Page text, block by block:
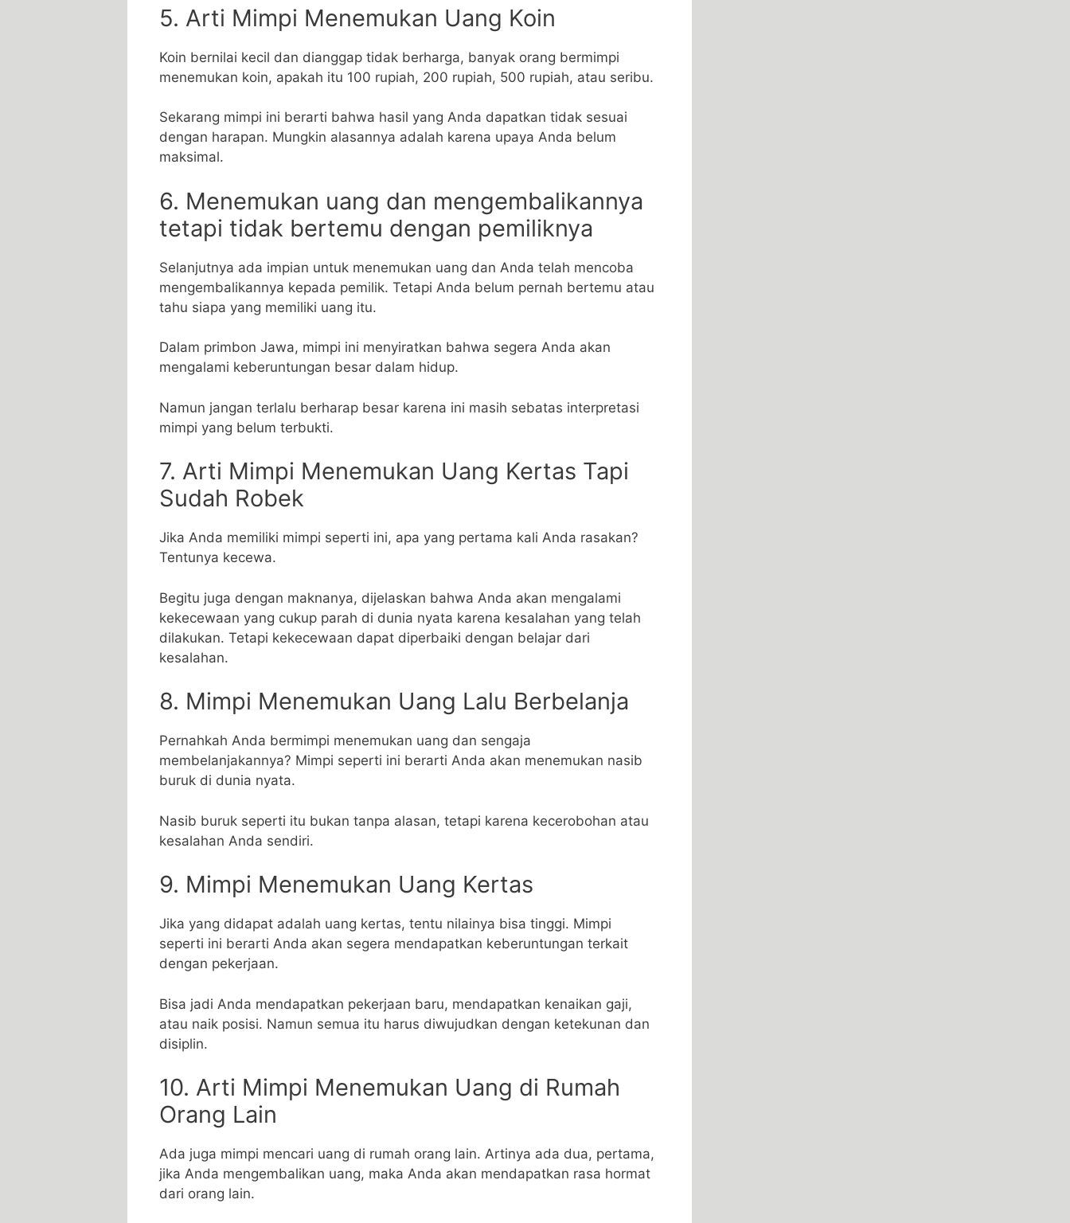
5. Arti Mimpi Menemukan Uang Koin
Koin bernilai kecil dan dianggap tidak berharga, banyak orang bermimpi
menemukan koin, apakah itu 100 rupiah, 200 rupiah, 500 rupiah, atau seribu.
Sekarang mimpi ini berarti bahwa hasil yang Anda dapatkan tidak sesuai
dengan harapan. Mungkin alasannya adalah karena upaya Anda belum
maksimal.
6. Menemukan uang dan mengembalikannya
tetapi tidak bertemu dengan pemiliknya
Selanjutnya ada impian untuk menemukan uang dan Anda telah mencoba
mengembalikannya kepada pemilik. Tetapi Anda belum pernah bertemu atau
tahu siapa yang memiliki uang itu.
Dalam primbon Jawa, mimpi ini menyiratkan bahwa segera Anda akan
mengalami keberuntungan besar dalam hidup.
Namun jangan terlalu berharap besar karena ini masih sebatas interpretasi
mimpi yang belum terbukti.
7. Arti Mimpi Menemukan Uang Kertas Tapi
Sudah Robek
Jika Anda memiliki mimpi seperti ini, apa yang pertama kali Anda rasakan?
Tentunya kecewa.
Begitu juga dengan maknanya, dijelaskan bahwa Anda akan mengalami
kekecewaan yang cukup parah di dunia nyata karena kesalahan yang telah
dilakukan. Tetapi kekecewaan dapat diperbaiki dengan belajar dari
kesalahan.
8. Mimpi Menemukan Uang Lalu Berbelanja
Pernahkah Anda bermimpi menemukan uang dan sengaja
membelanjakannya? Mimpi seperti ini berarti Anda akan menemukan nasib
buruk di dunia nyata.
Nasib buruk seperti itu bukan tanpa alasan, tetapi karena kecerobohan atau
kesalahan Anda sendiri.
9. Mimpi Menemukan Uang Kertas
Jika yang didapat adalah uang kertas, tentu nilainya bisa tinggi. Mimpi
seperti ini berarti Anda akan segera mendapatkan keberuntungan terkait
dengan pekerjaan.
Bisa jadi Anda mendapatkan pekerjaan baru, mendapatkan kenaikan gaji,
atau naik posisi. Namun semua itu harus diwujudkan dengan ketekunan dan
disiplin.
10. Arti Mimpi Menemukan Uang di Rumah
Orang Lain
Ada juga mimpi mencari uang di rumah orang lain. Artinya ada dua, pertama,
jika Anda mengembalikan uang, maka Anda akan mendapatkan rasa hormat
dari orang lain.